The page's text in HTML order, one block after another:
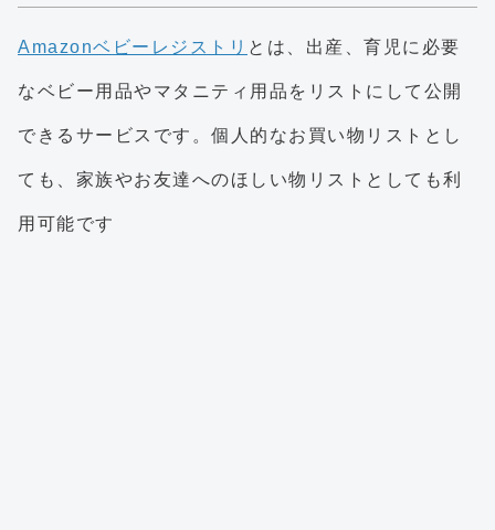
Amazonベビーレジストリ とは、出産、育児に必要
なベビー用品やマタニティ用品をリストにして公開
できるサービスです。個人的なお買い物リストとし
ても、家族やお友達へのほしい物リストとしても利
用可能です